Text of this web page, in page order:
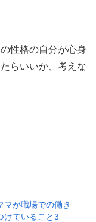
性格の自分が心身
らいいか、考えな
マが職場での働き
けていること3